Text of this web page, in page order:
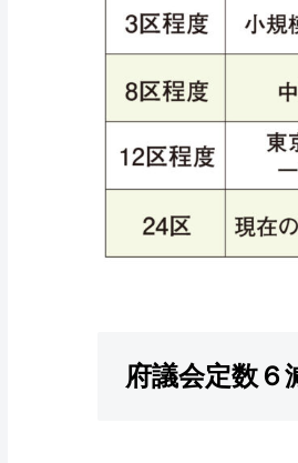
府議会定数